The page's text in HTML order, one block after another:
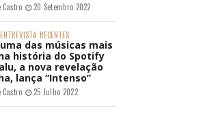
Castro 20 Setembro 2022
ENTREVISTA RECENTES
das músicas mais
história do Spotify
a nova revelação
lança “Intenso”
Castro 25 Julho 2022